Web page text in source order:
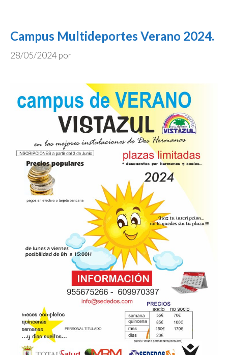
Campus Multideportes Verano 2024.
28/05/2024 por